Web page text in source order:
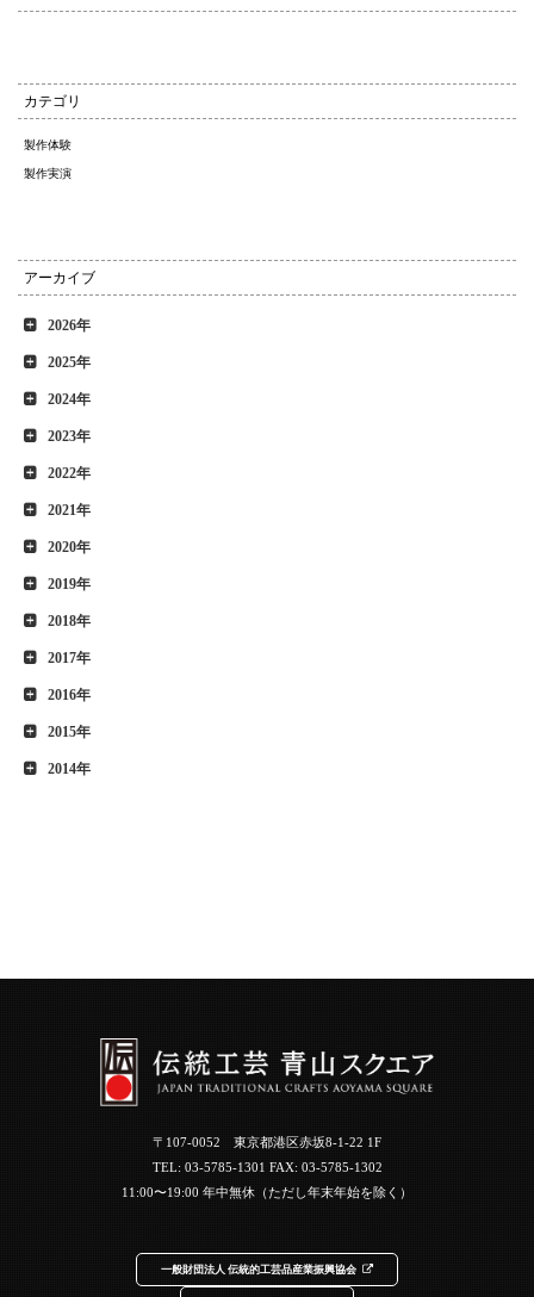
カテゴリ
製作体験
製作実演
アーカイブ
2026年
2025年
2024年
2023年
2022年
2021年
2020年
2019年
2018年
2017年
2016年
2015年
2014年
〒107-0052 東京都港区赤坂8-1-22 1F
TEL: 03-5785-1301 FAX: 03-5785-1302
11:00〜19:00 年中無休（ただし年末年始を除く）
一般財団法人 伝統的工芸品産業振興協会